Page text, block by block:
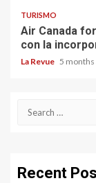
TURISMO
Air Canada
con la
La Revue 5 months
Search
Recent